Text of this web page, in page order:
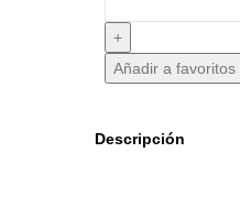
Añadir a favoritos
Descripción